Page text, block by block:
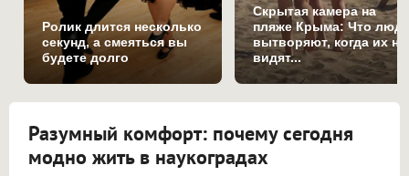
Ролик длится несколько
секунд, а смеяться вы
будете долго
Скрытая камера на
пляже Крыма: Что
вытворяют, когда их не
видят...
Разумный комфорт: почему сегодня
модно жить в наукоградах